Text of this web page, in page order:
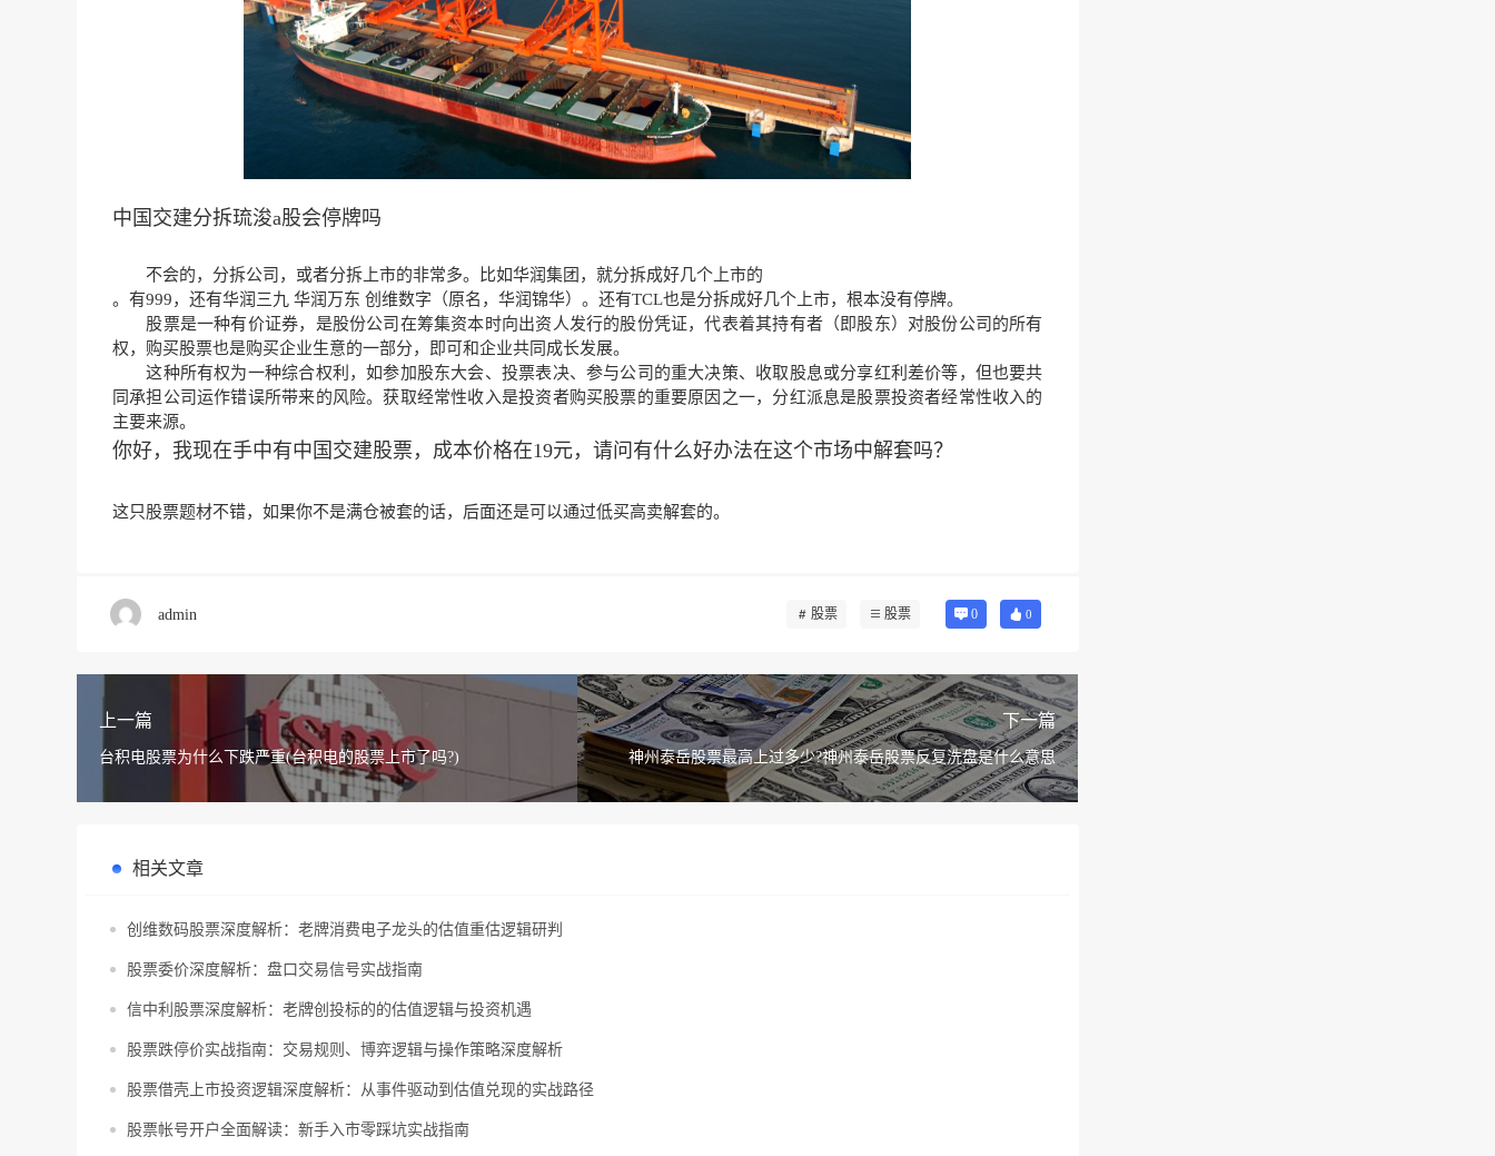
中国交建分拆琉浚a股会停牌吗
不会的，分拆公司，或者分拆上市的非常多。比如华润集团，就分拆成好几个上市的
。有999，还有华润三九 华润万东 创维数字（原名，华润锦华）。还有TCL也是分拆成好几个上市，根本没有停牌。
股票是一种有价证券，是股份公司在筹集资本时向出资人发行的股份凭证，代表着其持有者（即股东）对股份公司的所有
权，购买股票也是购买企业生意的一部分，即可和企业共同成长发展。
这种所有权为一种综合权利，如参加股东大会、投票表决、参与公司的重大决策、收取股息或分享红利差价等，但也要共
同承担公司运作错误所带来的风险。获取经常性收入是投资者购买股票的重要原因之一，分红派息是股票投资者经常性收入的
主要来源。
你好，我现在手中有中国交建股票，成本价格在19元，请问有什么好办法在这个市场中解套吗？
这只股票题材不错，如果你不是满仓被套的话，后面还是可以通过低买高卖解套的。
admin 股票 股票 0 0
上一篇
台积电股票为什么下跌严重(台积电的股票上市了吗?)
下一篇
神州泰岳股票最高上过多少?神州泰岳股票反复洗盘是什么意思
相关文章
创维数码股票深度解析：老牌消费电子龙头的估值重估逻辑研判
股票委价深度解析：盘口交易信号实战指南
信中利股票深度解析：老牌创投标的的估值逻辑与投资机遇
股票跌停价实战指南：交易规则、博弈逻辑与操作策略深度解析
股票借壳上市投资逻辑深度解析：从事件驱动到估值兑现的实战路径
股票帐号开户全面解读：新手入市零踩坑实战指南